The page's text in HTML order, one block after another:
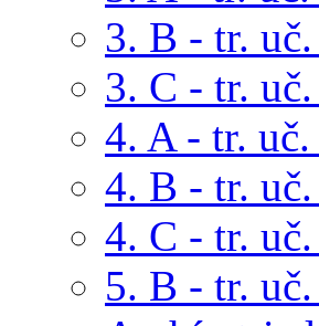
3. B - tr.
3. C - tr.
4. A - tr.
4. B - tr.
4. C - tr.
5. B - tr.